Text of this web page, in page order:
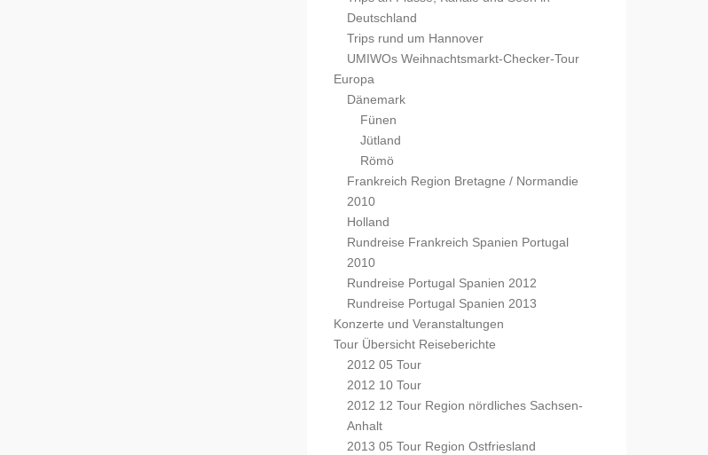
Deutschland
Trips rund um Hannover
UMIWOs Weihnachtsmarkt-Checker-Tour
Europa
Dänemark
Fünen
Jütland
Römö
Frankreich Region Bretagne / Normandie
2010
Holland
Rundreise Frankreich Spanien Portugal
2010
Rundreise Portugal Spanien 2012
Rundreise Portugal Spanien 2013
Konzerte und Veranstaltungen
Tour Übersicht Reiseberichte
2012 05 Tour
2012 10 Tour
2012 12 Tour Region nördliches Sachsen-
Anhalt
2013 05 Tour Region Ostfriesland